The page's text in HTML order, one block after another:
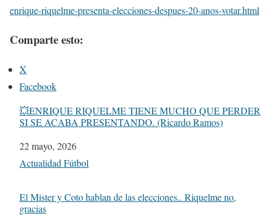
enrique-riquelme-presenta-elecciones-despues-20-anos-votar.html
Comparte esto:
X
Facebook
💥ENRIQUE RIQUELME TIENE MUCHO QUE PERDER
SI SE ACABA PRESENTANDO. (Ricardo Ramos)
Fecha
22 mayo, 2026
Respecto a
Actualidad Fútbol
El Mister y Coto hablan de las elecciones.. Riquelme no,
gracias